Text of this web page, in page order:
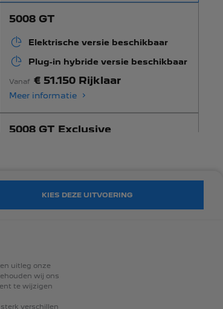
5008 GT
Elektrische versie beschikbaar
Plug-in hybride versie beschikbaar
Vanaf € 51.150 Rijklaar
Meer informatie
5008 GT Exclusive
€ 55.550 Rijklaar
KIES DEZE UITVOERING
en uitleg onze
wij ons
te wijzigen
sterk verschillen